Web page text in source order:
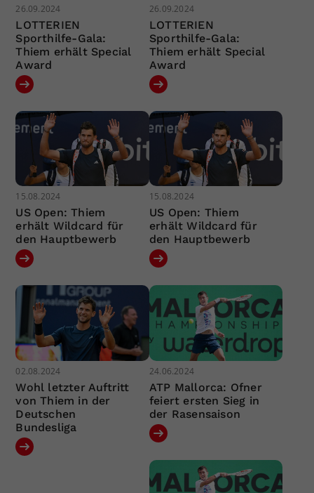
26.09.2024
LOTTERIEN
Sporthilfe-Gala:
Thiem erhält Special
Award
26.09.2024
LOTTERIEN
Sporthilfe-Gala:
Thiem erhält Special
Award
15.08.2024
US Open: Thiem
erhält Wildcard für
den Hauptbewerb
15.08.2024
US Open: Thiem
erhält Wildcard für
den Hauptbewerb
02.08.2024
Wohl letzter Auftritt
von Thiem in der
Deutschen
Bundesliga
24.06.2024
ATP Mallorca: Ofner
feiert ersten Sieg in
der Rasensaison